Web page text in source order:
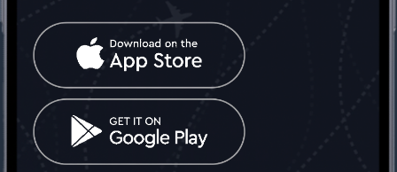
Հաճախ տրվող հարցեր
Կապ մեզ հետ
Միացյալ
Թագավորություն: Մենք
գործընկեր ենք
փնտրում
Տարածել
սոցիալական
ցանցում